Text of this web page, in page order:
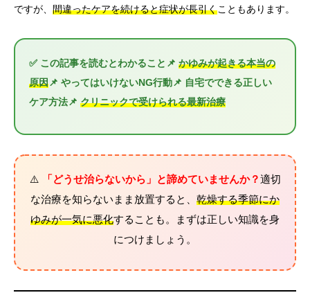
ですが、 間違ったケアを続けると症状が長引くこともあります。
✅ この記事を読むとわかること📌 かゆみが起きる本当の
原因📌 やってはいけないNG行動📌 自宅でできる正しい
ケア方法📌 クリニックで受けられる最新治療
⚠️ 「どうせ治らないから」と諦めていませんか？適切
な治療を知らないまま放置すると、 乾燥する季節にか
ゆみが一気に悪化することも。まずは正しい知識を身
につけましょう。